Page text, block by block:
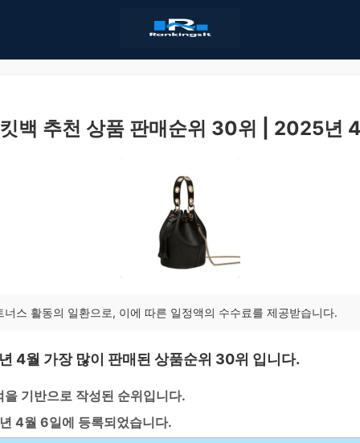
백 추천 상품 판매순위 30위 | 2025년
스 활동의 일환으로, 이에 따른 일정액의 수수료를 제공받습니다.
4월 가장 많이 판매된 상품순위 30위 입니다.
기반으로 작성된 순위입니다.
4월 6일에 등록되었습니다.